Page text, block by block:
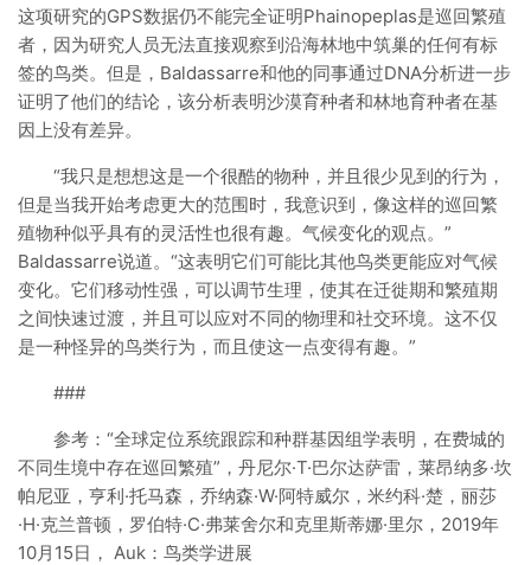
这项研究的GPS数据仍不能完全证明Phainopeplas是巡回繁殖
者，因为研究人员无法直接观察到沿海林地中筑巢的任何有标
签的鸟类。但是，Baldassarre和他的同事通过DNA分析进一步
证明了他们的结论，该分析表明沙漠育种者和林地育种者在基
因上没有差异。
“我只是想想这是一个很酷的物种，并且很少见到的行为，
但是当我开始考虑更大的范围时，我意识到，像这样的巡回繁
殖物种似乎具有的灵活性也很有趣。气候变化的观点。”
Baldassarre说道。“这表明它们可能比其他鸟类更能应对气候
变化。它们移动性强，可以调节生理，使其在迁徙期和繁殖期
之间快速过渡，并且可以应对不同的物理和社交环境。这不仅
是一种怪异的鸟类行为，而且使这一点变得有趣。”
###
参考：“全球定位系统跟踪和种群基因组学表明，在费城的
不同生境中存在巡回繁殖”，丹尼尔·T·巴尔达萨雷，莱昂纳多·坎
帕尼亚，亨利·托马森，乔纳森·W·阿特威尔，米约科·楚，丽莎
·H·克兰普顿，罗伯特·C·弗莱舍尔和克里斯蒂娜·里尔，2019年
10月15日， Auk：鸟类学进展